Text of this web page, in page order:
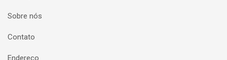
Sobre nós
Contato
Endereço